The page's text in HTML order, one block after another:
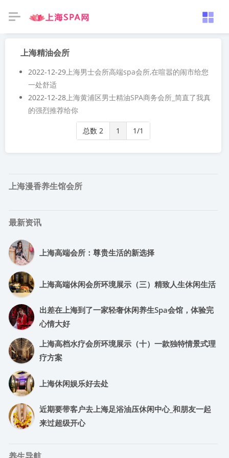
上海精油会所
2022-12-29上海男士会所高端spa会所,在喧嚣的闹市给您
一处舒适
2022-12-28上海黄浦区男士精油SPA商务会所_简直了我真
的强烈推荐给你
总数 2 1 1/1
上海漫香养生馆会所
最新资讯
上海高端会所：尊贵生活的新选择
上海高端休闲会所环境展示（三）精致人生休闲生活
出差在上海到了一家轻奢休闲养生spa会馆，体验完
心情大好
上海高档水疗会所环境展示（十）一款独特情景式理
疗方案
上海休闲娱乐好去处
近期要带客户去上海足浴油压休闲中心_和朋友一起
来过超级开心